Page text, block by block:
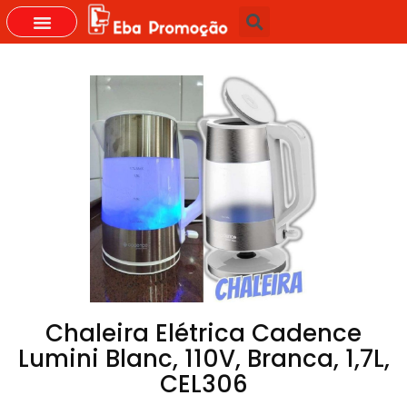
Chaleira Elétrica Cadence
Lumini Blanc, 110V, Branca, 1,7L,
CEL306